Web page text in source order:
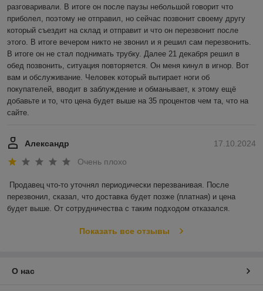
разговаривали. В итоге он после паузы небольшой говорит что
приболел, поэтому не отправил, но сейчас позвонит своему другу
который съездит на склад и отправит и что он перезвонит после
этого. В итоге вечером никто не звонил и я решил сам перезвонить.
В итоге он не стал поднимать трубку. Далее 21 декабря решил в
обед позвонить, ситуация повторяется. Он меня кинул в игнор. Вот
вам и обслуживание. Человек который вытирает ноги об
покупателей, вводит в заблуждение и обманывает, к этому ещё
добавьте и то, что цена будет выше на 35 процентов чем та, что на
сайте.
17.10.2024
Александр
Очень плохо
Продавец что-то уточнял периодически перезванивая. После
перезвонил, сказал, что доставка будет позже (платная) и цена
будет выше. От сотрудничества с таким подходом отказался.
Показать все отзывы
О нас